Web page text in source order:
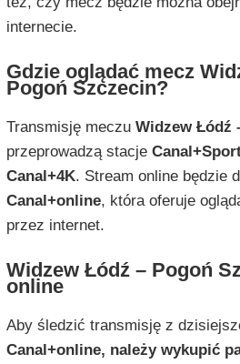
internecie.
Gdzie oglądać mecz
Pogoń Szczecin?
Transmisję meczu Widzew Łódź
przeprowadzą stacje
Canal+4K. Stream online będzie
Canal+online, która oferuje
przez internet.
Widzew Łódź – Pogoń
online
Aby śledzić transmisję z
Canal+online, należy wykupić